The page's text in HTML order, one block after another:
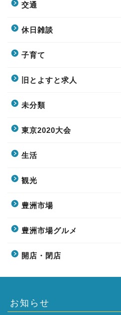
交通
休日雑談
子育て
旧とよすと求人
未分類
東京2020大会
生活
観光
豊洲市場
豊洲市場グルメ
開店・閉店
お知らせ